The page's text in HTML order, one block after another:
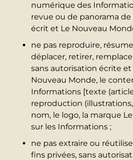
numérique des
revue ou de panorama de
écrit et Le Nouveau
ne pas reproduire,
déplacer, retirer,
sans autorisation écrite
Nouveau Monde, le
Informations [texte
reproduction
nom, le logo, la marque
sur les Informations ;
ne pas extraire ou
fins privées, sans